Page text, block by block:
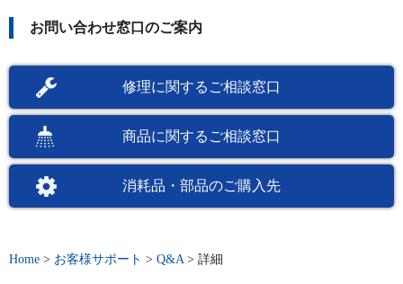
お問い合わせ窓口のご案内
修理に関するご相談窓口
商品に関するご相談窓口
消耗品・部品のご購入先
Home > お客様サポート > Q&A > 詳細